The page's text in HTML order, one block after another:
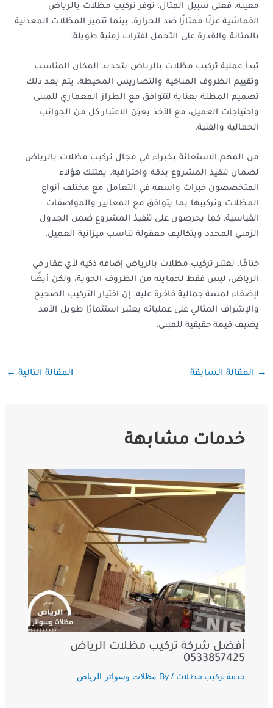
معينة. فعلى سبيل المثال، توفر تركيب مظلات بالرياض
القماشية عزلًا ممتازًا ضد الحرارة، بينما تتميز المظلات المعدنية
بالمتانة والقدرة على التحمل لفترات زمنية طويلة.
تبدأ عملية تركيب مظلات بالرياض بتحديد المكان المناسب
وتقييم الظروف المناخية والتضاريس المحيطة. يتم بعد ذلك
تصميم المظلة بعناية لتتوافق مع الطراز المعماري للمبنى
واحتياجات العميل، مع الأخذ بعين الاعتبار كل من الجوانب
الجمالية والفنية.
من المهم الاستعانة بخبراء في مجال تركيب مظلات بالرياض
لضمان تنفيذ المشروع بدقة واحترافية. يمتلك هؤلاء
المتخصصون خبرات واسعة في التعامل مع مختلف أنواع
المظلات وتركيبها بما يتوافق مع المعايير والمواصفات
القياسية. كما يحرصون على تنفيذ المشروع ضمن الجدول
الزمني المحدد وبتكاليف معقولة تناسب ميزانية العميل.
ختامًا، تعتبر تركيب مظلات بالرياض إضافة ذكية لأي عقار في
الرياض، ليس فقط لحمايته من الظروف الجوية، ولكن أيضًا
لإضفاء لمسة جمالية فاخرة عليه. إن اختيار التركيب الصحيح
والإشراف المثالي على عملياته يعتبر استثمارًا طويل الأمد
يضيف قيمة حقيقية للمبنى.
→ المقالة السابقة المقالة التالية ←
خدمات مشابهة
أفضل شركة تركيب مظلات الرياض
0533857425
خدمة تركيب مظلات / By مظلات وسواتر الرياض